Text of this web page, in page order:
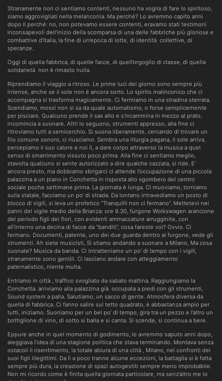
Stranamente non ci sentiamo contenti, nessuno ha voglia di fare lo spiritoso,
siamo aggrovigliati nella melanconia. Ma perché? Lo avremmo capito anni
dopo il perché: no, non potevamo essere contenti, eravamo stati testimoni
inconsapevoli dell’inizio della scomparsa di una delle fabbriche più gloriose e
combattive d’Italia, la fine di un’epoca di lotte, di identità collettive, di
speranze.
Oggi di quella fabbrica, di quelle facce, di quell’orgoglio di classe, di quella
solidarietà non è rimasto nulla.
Riprendiamo il viaggio a ritroso. Le prime luci del giorno sono sempre più
intense, anche se il sole non è ancora sorto. Lo spirito malinconico che ci
accompagna si trasforma magicamente. Ci fermiamo in una stradina sterrata.
Scendiamo, mossi non si sa da quale automatismo, o forse semplicemente
per pisciare. Qualcuno prende il sax alto e s’incammina in mezzo al prato,
incomincia a suonare. Altri lo seguono, strumenti appresso, alla fine ci
ritroviamo tutti a semicerchio. Si suona liberamente, cercando di trovare un
filo comune sonoro, ci riusciamo. Sembra una liturgia pagana, il sole arriva,
percepiamo il suo calore e noi lì, a dare corpo attraverso la musica a quel
senso di smarrimento vissuto poco prima. Alla fine ci sentiamo meglio,
stavolta qualcuno si sente autorizzato a dire qualche cazzata, si ride. E’
ancora presto, ma dobbiamo sbrigarci ci attende l’occupazione di una piccola
palazzina a un piano in Conchetta in risposta allo sgombero del centro
sociale poche settimane prima. La giornata è lunga. Ci muoviamo, torniamo
sulla statale, facciamo un po’ di strada. Da lontano intravediamo un posto di
blocco di vigili, si leva un profetico “Tranquilli non ci fermano”. Mettetevi nei
panni del vigile medio della Brianza: ore 9.30, furgone Wolkswagen arancione
del periodo figli dei fiori, con evidenti ammaccature arrugginite, con
all’interno una decina di facce da “banditi”, cosa fareste voi? Ovvio. Ci
fermano. Documenti, patente, uno dei due guarda dentro al furgone, vede gli
strumenti. Ah siete musicisti, Sì stiamo andando a suonare a Milano, Ma cosa
suonate? Musica da banda. Ci intratteniamo un po’ di tempo con i vigili,
stranamente sono gentili. Ci lasciano andare con atteggiamento
paternalistico, niente multa.
Entriamo in città , traffico svogliato da sabato mattina. Raggiungiamo la
Conchetta. arriviamo alla palazzina già occupata a piedi con gli strumenti,
Sound system a palla. Salutiamo, un sacco di gente. Atmosfera diversa da
quella di fabbrica. Ci fanno salire sul tetto quadrato, è abbastanza ampio per
tutti, iniziamo. Suoniamo per un bel po’ di tempo, gira tra un pezzo e l’altro un
bottiglione di vino, di sotto si balla e si canta. Si scende, si continua a bere.
Eppure anche in quel momento di godimento, lo avremmo saputo anni dopo,
aleggiava l’idea di una stagione politica che stava terminando. Montava senza
ostacoli il risentimento, la totale abiura di una città , Milano, nei confronti dei
suoi figli illegittimi. Da lì a poco tranne alcune eccezioni, la battaglia si è fatta
sempre più dura, la creazione di spazi autogestiti sempre meno improbabile.
Non mi ricordo come è finita quella giornata particolare, ma senz’altro me lo